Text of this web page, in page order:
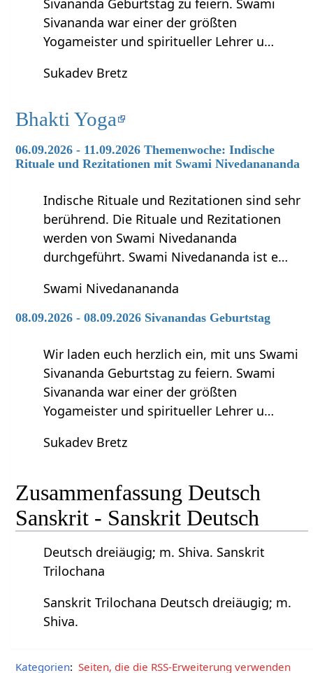
Sivananda Geburtstag zu feiern. Swami
Sivananda war einer der größten
Yogameister und spiritueller Lehrer u…
Sukadev Bretz
Bhakti Yoga
06.09.2026 - 11.09.2026 Themenwoche: Indische
Rituale und Rezitationen mit Swami Nivedanananda
Indische Rituale und Rezitationen sind sehr
berührend. Die Rituale und Rezitationen
werden von Swami Nivedananda
durchgeführt. Swami Nivedananda ist e…
Swami Nivedanananda
08.09.2026 - 08.09.2026 Sivanandas Geburtstag
Wir laden euch herzlich ein, mit uns Swami
Sivananda Geburtstag zu feiern. Swami
Sivananda war einer der größten
Yogameister und spiritueller Lehrer u…
Sukadev Bretz
Zusammenfassung Deutsch
Sanskrit - Sanskrit Deutsch
Deutsch dreiäugig; m. Shiva. Sanskrit
Trilochana
Sanskrit Trilochana Deutsch dreiäugig; m.
Shiva.
Kategorien: Seiten, die die RSS-Erweiterung verwenden